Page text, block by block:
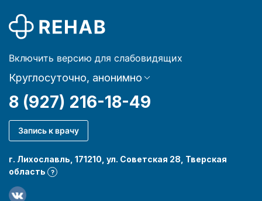
Включить версию для слабовидящих
Круглосуточно, анонимно
8 (927) 216-18-49
Запись к врачу
г. Лихославль, 171210, ул. Советская 28, Тверская
область
?